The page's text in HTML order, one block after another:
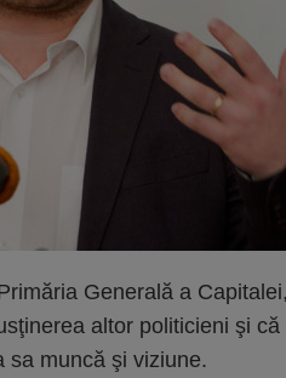
Generală a
altor politicieni şi că
sa muncă şi viziune.